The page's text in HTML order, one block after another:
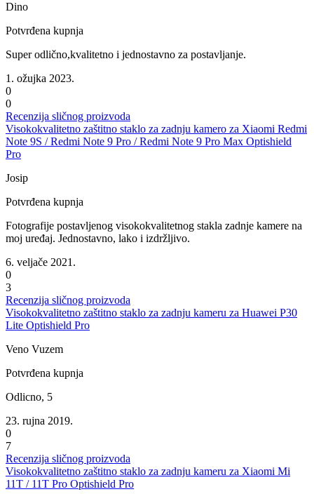
Dino
Potvrđena kupnja
Super odlično,kvalitetno i jednostavno za postavljanje.
1. ožujka 2023.
0
0
Recenzija sličnog proizvoda
Visokokvalitetno zaštitno staklo za zadnju kamero za Xiaomi Redmi
Note 9S / Redmi Note 9 Pro / Redmi Note 9 Pro Max Optishield
Pro
Josip
Potvrđena kupnja
Fotografije postavljenog visokokvalitetnog stakla zadnje kamere na
moj uređaj. Jednostavno, lako i izdržljivo.
6. veljače 2021.
0
3
Recenzija sličnog proizvoda
Visokokvalitetno zaštitno staklo za zadnju kameru za Huawei P30
Lite Optishield Pro
Veno Vuzem
Potvrđena kupnja
Odlicno, 5
23. rujna 2019.
0
7
Recenzija sličnog proizvoda
Visokokvalitetno zaštitno staklo za zadnju kameru za Xiaomi Mi
11T / 11T Pro Optishield Pro